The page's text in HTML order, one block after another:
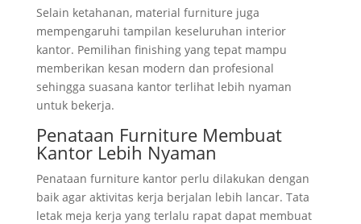
Selain ketahanan, material furniture juga
mempengaruhi tampilan keseluruhan interior
kantor. Pemilihan finishing yang tepat mampu
memberikan kesan modern dan profesional
sehingga suasana kantor terlihat lebih nyaman
untuk bekerja.
Penataan Furniture Membuat
Kantor Lebih Nyaman
Penataan furniture kantor perlu dilakukan dengan
baik agar aktivitas kerja berjalan lebih lancar. Tata
letak meja kerja yang terlalu rapat dapat membuat